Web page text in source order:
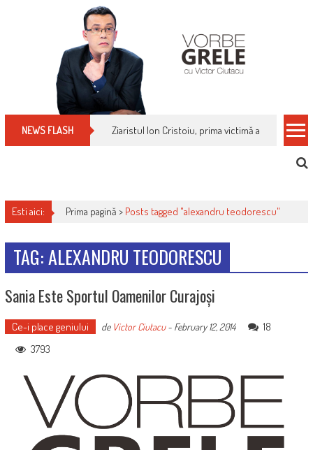
NEWS FLASH Ziaristul Ion Cristoiu, prima victimă a noi
Esti aici: Prima pagină > Posts tagged "alexandru teodorescu"
TAG: ALEXANDRU TEODORESCU
Sania Este Sportul Oamenilor Curajoși
Ce-i place geniului de Victor Ciutacu- February 12, 2014
18
3793